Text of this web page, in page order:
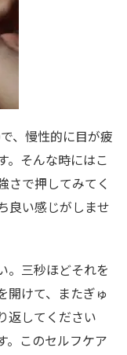
、慢性的に目が疲
。そんな時にはこ
さで押してみてく
良い感じがしませ
。三秒ほどそれを
開けて、またぎゅ
返してください
。このセルフケア